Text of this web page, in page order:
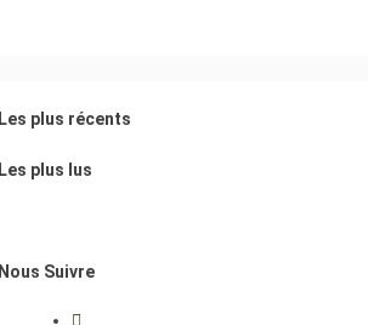
Les plus récents
Les plus lus
Nous Suivre